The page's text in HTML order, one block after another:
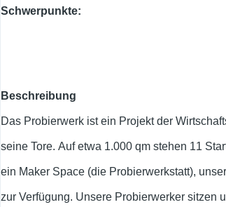
Schwerpunkte
Beschreibung
Das Probierwerk ist ein Projekt der
seine Tore. Auf etwa 1.000 qm stehen 11
ein Maker Space (die Probierwerkstatt),
zur Verfügung. Unsere Probierwerker sitzen